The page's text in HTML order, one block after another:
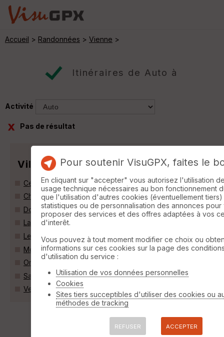
Accueil > Randonnées > Vienne >
Itinéraires de Auto à
Activité
Pas de résultat
Villes
Cernay (86140)
Chouppes (86110)
Doussay (86140)
La Roche-Rigault (86200)
Lencloître (86140)
Monts-sur-Guesnes (86420)
Orches (86230)
Savigny-sous-Faye (86140)
Verrue (86420)
Pour soutenir VisuGPX, faites le
En cliquant sur "accepter" vous autorisez l'utilisation
usage technique nécessaires au bon fonctionnement
que l'utilisation d'autres cookies (éventuellement
statistiques ou de personnalisation des annonces pour
proposer des services et des offres adaptées à vos
d'interêt.
Vous pouvez à tout moment modifier ce choix ou
informations sur ces cookies sur la page des
d'utilisation du service :
Utilisation de vos données personnelles
Cookies
Sites tiers succeptibles d'utiliser des cookies ou
méthodes de tracking
REFUSER ACCEPTER